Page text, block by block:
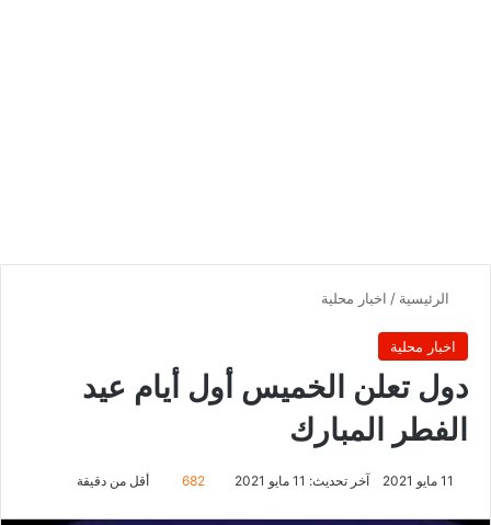
الرئيسية / اخبار محلية
اخبار محلية
دول تعلن الخميس أول أيام عيد
الفطر المبارك
11 مايو 2021 آخر تحديث: 11 مايو 2021 682 أقل من دقيقة